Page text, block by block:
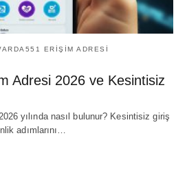
ERIŞIM ADRESI
Adresi 2026 ve Kesintisiz
yılında nasıl bulunur? Kesintisiz giriş
adımlarını…